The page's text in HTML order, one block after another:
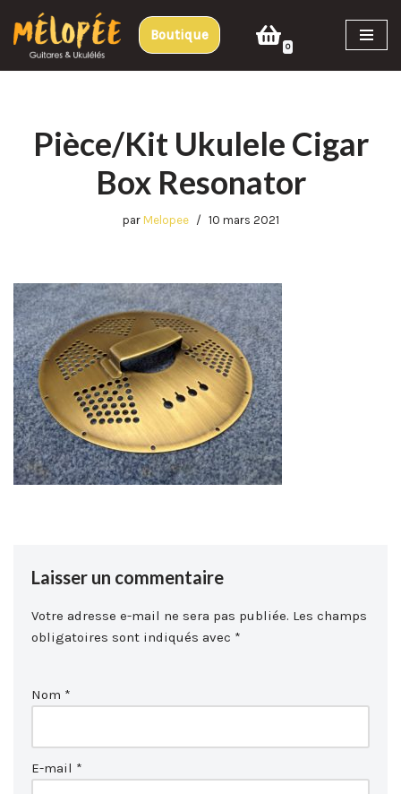
Aller
au
Boutique
0
Pièce/Kit Ukulele Cigar
Box Resonator
par Melopee 10 mars 2021
Laisser un commentaire
Votre adresse e-mail ne sera pas publiée. Les champs
obligatoires sont indiqués avec *
Nom *
E-mail *